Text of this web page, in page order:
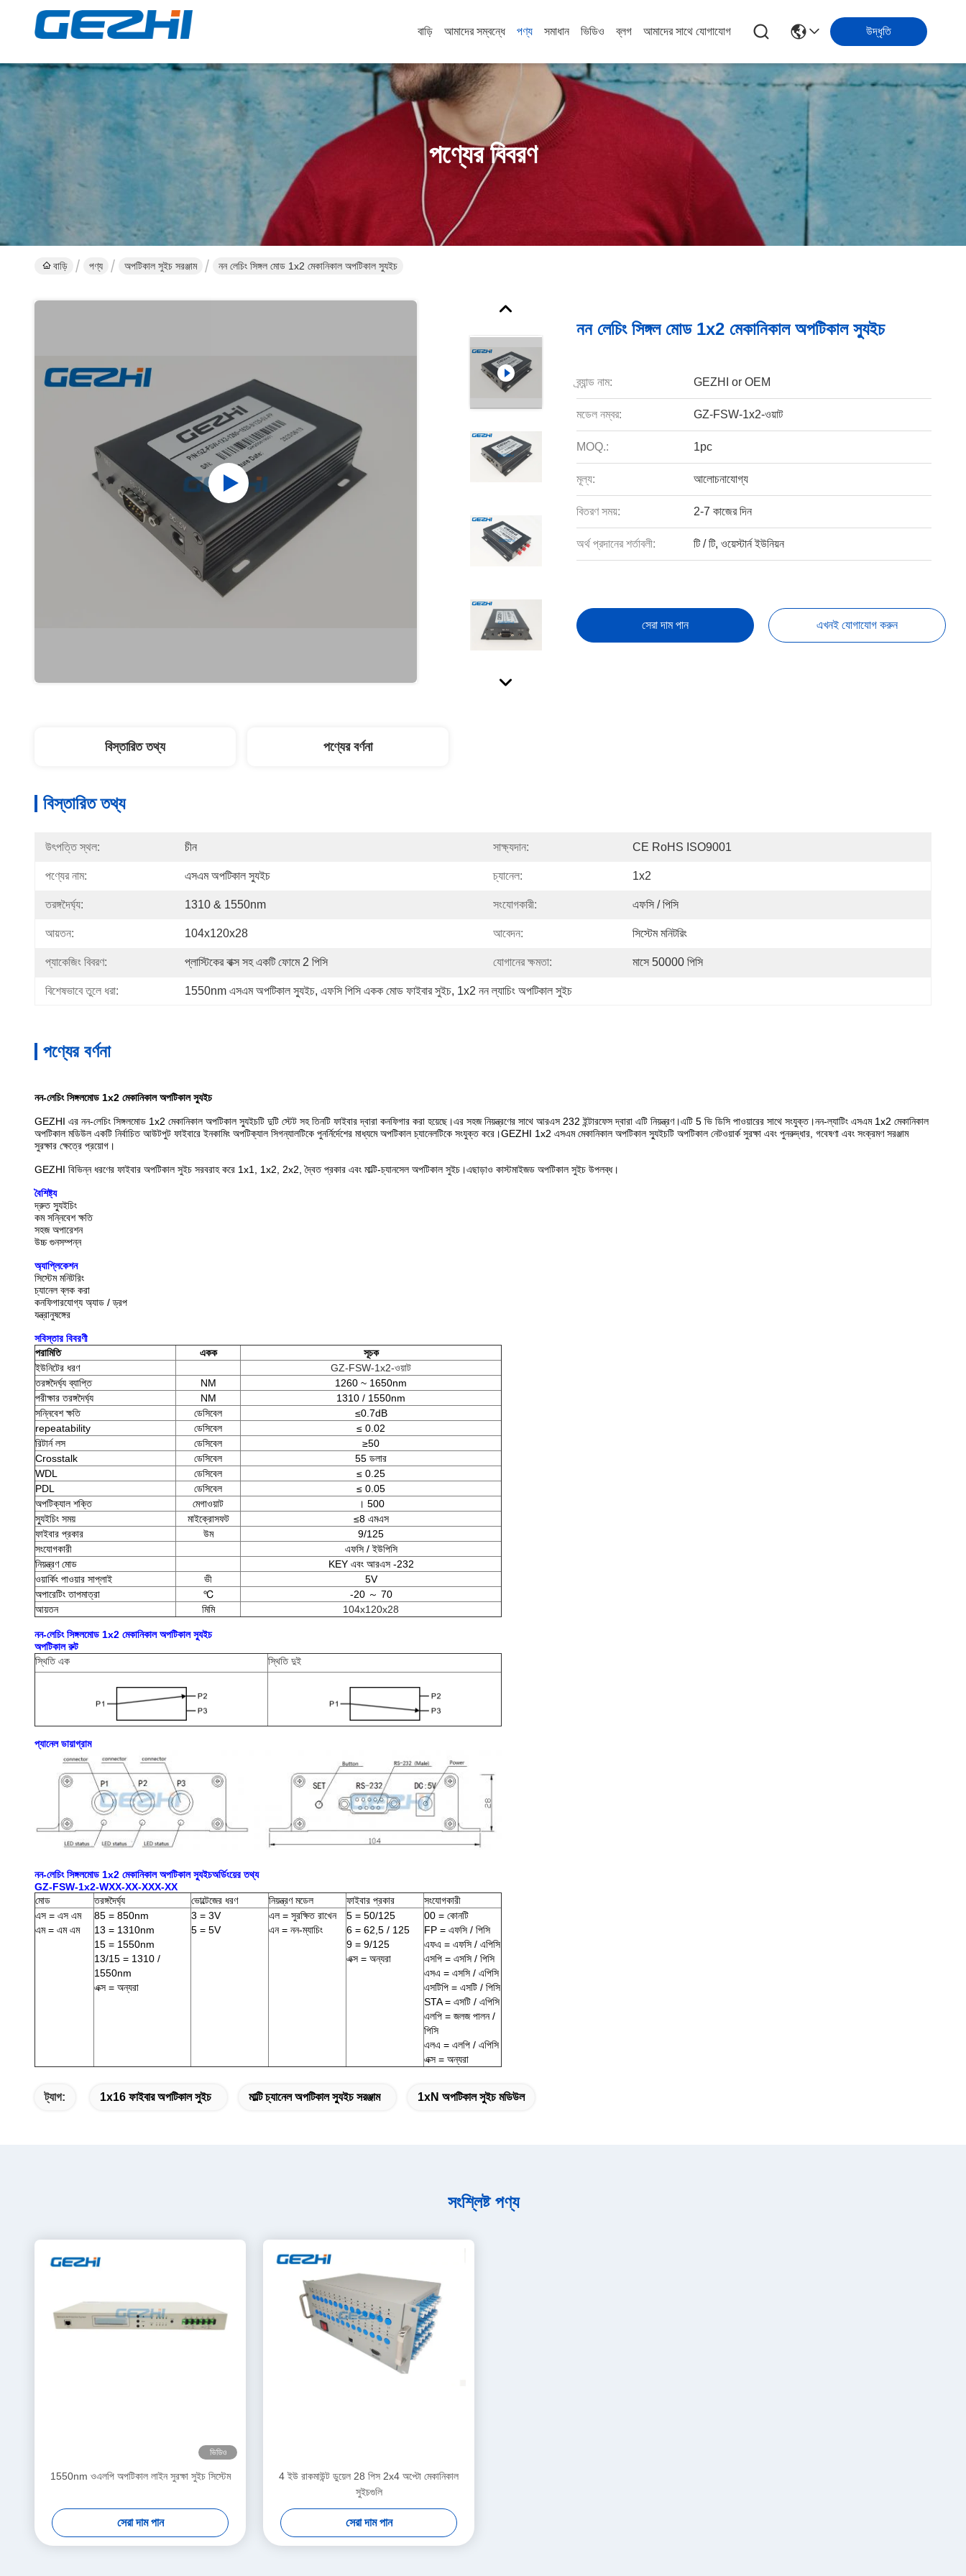
বাড়ি আমাদের সম্বন্ধে পণ্য সমাধান ভিডিও ব্লগ আমাদের সাথে যোগাযোগ উদ্ধৃতি
পণ্যের বিবরণ
বাড়ি পণ্য অপটিকাল সুইচ সরঞ্জাম নন লেচিং সিঙ্গল মোড 1x2 মেকানিকাল অপটিকাল স্যুইচ
নন লেচিং সিঙ্গল মোড 1x2 মেকানিকাল অপটিকাল স্যুইচ
ব্র্যান্ড নাম: GEZHI or OEM
মডেল নম্বর: GZ-FSW-1x2-ওয়াট
MOQ.: 1pc
মূল্য: আলোচনাযোগ্য
বিতরণ সময়: 2-7 কাজের দিন
অর্থ প্রদানের শর্তাবলী: টি / টি, ওয়েস্টার্ন ইউনিয়ন
সেরা দাম পান এখনই যোগাযোগ করুন
বিস্তারিত তথ্য পণ্যের বর্ণনা
বিস্তারিত তথ্য
উৎপত্তি স্থল: চীন সাক্ষ্যদান: CE RoHS ISO9001
পণ্যের নাম: এসএম অপটিকাল স্যুইচ চ্যানেল: 1x2
তরঙ্গদৈর্ঘ্য: 1310 & 1550nm সংযোগকারী: এফসি / পিসি
আয়তন: 104x120x28 আবেদন: সিস্টেম মনিটরিং
প্যাকেজিং বিবরণ: প্লাস্টিকের বাক্স সহ একটি ফোমে 2 পিসি যোগানের ক্ষমতা: মাসে 50000 পিসি
বিশেষভাবে তুলে ধরা: 1550nm এসএম অপটিকাল স্যুইচ, এফসি পিসি একক মোড ফাইবার সুইচ, 1x2 নন ল্যাচিং অপটিকাল সুইচ
পণ্যের বর্ণনা
নন-লেচিং সিঙ্গলমোড 1x2 মেকানিকাল অপটিকাল স্যুইচ
GEZHI এর নন-লেচিং সিঙ্গলমোড 1x2 মেকানিকাল অপটিকাল স্যুইচটি দুটি স্টেট সহ তিনটি ফাইবার দ্বারা কনফিগার করা হয়েছে।এর সহজ নিয়ন্ত্রণের সাথে আরএস 232 ইন্টারফেস দ্বারা এটি নিয়ন্ত্রণ।এটি 5 ভি ডিসি পাওয়ারের সাথে সংযুক্ত।নন-ল্যাটিং এসএম 1x2 মেকানিকাল
অপটিকাল মডিউল একটি নির্বাচিত আউটপুট ফাইবারে ইনকামিং অপটিক্যাল সিগন্যালটিকে পুনর্নির্দেশের মাধ্যমে অপটিকাল চ্যানেলটিকে সংযুক্ত করে।GEZHI 1x2 এসএম মেকানিকাল অপটিকাল স্যুইচটি অপটিকাল নেটওয়ার্ক সুরক্ষা এবং পুনরুদ্ধার, গবেষণা এবং সংক্রমণ সরঞ্জাম
সুরক্ষার ক্ষেত্রে প্রয়োগ।
GEZHI বিভিন্ন ধরণের ফাইবার অপটিকাল সুইচ সরবরাহ করে 1x1, 1x2, 2x2, দ্বৈত প্রকার এবং মাল্টি-চ্যানসেল অপটিকাল সুইচ।এছাড়াও কাস্টমাইজড অপটিকাল সুইচ উপলব্ধ।
বৈশিষ্ট্য
দ্রুত স্যুইচিং
কম সন্নিবেশ ক্ষতি
সহজ অপারেশন
উচ্চ গুনসম্পন্ন
অ্যাপ্লিকেশন
সিস্টেম মনিটরিং
চ্যানেল ব্লক করা
কনফিগারযোগ্য অ্যাড / ড্রপ
যন্ত্রানুষঙ্গের
সবিস্তার বিবরণী
পরামিতি
একক
সূচক
ইউনিটের ধরণ
GZ-FSW-1x2-ওয়াট
তরঙ্গদৈর্ঘ্য ব্যাপ্তি
NM
1260 ~ 1650nm
পরীক্ষার তরঙ্গদৈর্ঘ্য
NM
1310 / 1550nm
সন্নিবেশ ক্ষতি
ডেসিবেল
≤0.7dB
repeatability
ডেসিবেল
≤ 0.02
রিটার্ন লস
ডেসিবেল
≥50
Crosstalk
ডেসিবেল
55 ডলার
WDL
ডেসিবেল
≤ 0.25
PDL
ডেসিবেল
≤ 0.05
অপটিক্যাল শক্তি
মেগাওয়াট
। 500
স্যুইচিং সময়
মাইক্রোসফট
≤8 এমএস
ফাইবার প্রকার
উম
9/125
সংযোগকারী
এফসি / ইউপিসি
নিয়ন্ত্রণ মোড
KEY এবং আরএস -232
ওয়ার্কিং পাওয়ার সাপ্লাই
ভী
5V
অপারেটিং তাপমাত্রা
℃
-20 ～ 70
আয়তন
মিমি 104x120x28
নন-লেচিং সিঙ্গলমোড 1x2 মেকানিকাল অপটিকাল স্যুইচ
অপটিকাল রুট
স্থিতি এক
স্থিতি দুই
প্যানেল ডায়াগ্রাম
নন-লেচিং সিঙ্গলমোড 1x2 মেকানিকাল অপটিকাল স্যুইচঅর্ডিংয়ের তথ্য
GZ-FSW-1x2-WXX-XX-XXX-XX
মোড
তরঙ্গদৈর্ঘ্য ভোল্টেজের ধরণ নিয়ন্ত্রণ মডেল ফাইবার প্রকার
সংযোগকারী
এস = এস এম
এম = এম এম
85 = 850nm
13 = 1310nm
15 = 1550nm
13/15 = 1310 /
1550nm
এক্স = অন্যরা
3 = 3V
5 = 5V
এল = সুরক্ষিত রাখেন
এন = নন-ম্যাচিং
5 = 50/125
6 = 62,5 / 125
9 = 9/125
এক্স = অন্যরা
00 = কোনটি
FP = এফসি / পিসি
এফএ = এফসি / এপিসি
এসপি = এসসি / পিসি
এসএ = এসসি / এপিসি
এসটিপি = এসটি / পিসি
STA = এসটি / এপিসি
এলপি = জলজ পালন /
পিসি
এলএ = এলপি / এপিসি
এক্স = অন্যরা
ট্যাগ: 1x16 ফাইবার অপটিকাল সুইচ মাল্টি চ্যানেল অপটিকাল স্যুইচ সরঞ্জাম 1xN অপটিকাল সুইচ মডিউল
সংশ্লিষ্ট পণ্য
ভিডিও
1550nm ওএলপি অপটিকাল লাইন সুরক্ষা সুইচ সিস্টেম
সেরা দাম পান
4 ইউ রাকমাউন্ট ডুয়েল 28 পিস 2x4 অপ্টো মেকানিকাল
সুইচগুলি
সেরা দাম পান